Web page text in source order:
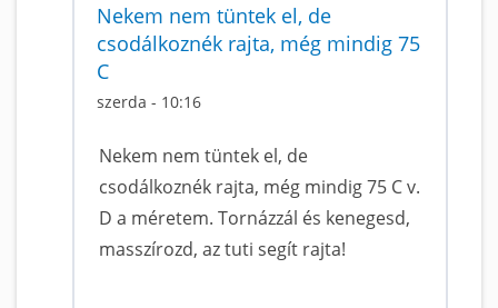
Nekem nem tüntek el, de
csodálkoznék rajta, még mindig 75
C
szerda - 10:16
Nekem nem tüntek el, de
csodálkoznék rajta, még mindig 75 C v.
D a méretem. Tornázzál és kenegesd,
masszírozd, az tuti segít rajta!